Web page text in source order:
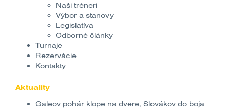
Naši tréneri
Výbor a stanovy
Legislatíva
Odborné články
Turnaje
Rezervácie
Kontakty
Aktuality
Galeov pohár klope na dvere, Slovákov do boja